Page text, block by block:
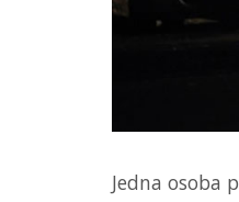
Jedna osoba